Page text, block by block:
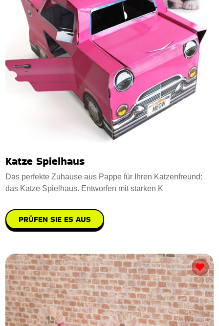
Katze Spielhaus
Das perfekte Zuhause aus Pappe für Ihren Katzenfreund:
das Katze Spielhaus. Entworfen mit starken K
PRÜFEN SIE ES AUS